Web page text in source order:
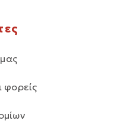
φορείς